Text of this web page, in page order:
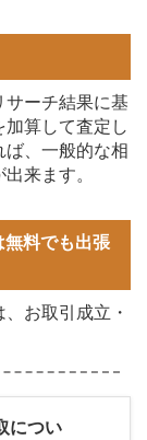
ーチ結果に基
算して査定し
、一般的な相
来ます。
料でも出張
お取引成立・
につい